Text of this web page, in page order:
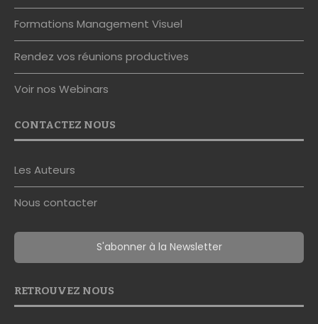
Formations Management Visuel
Rendez vos réunions productives
Voir nos Webinars
CONTACTEZ NOUS
Les Auteurs
Nous contacter
S'abonner à la Newsletter
RETROUVEZ NOUS